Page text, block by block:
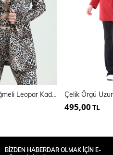
Astarlı Önü Düğmeli Leopar Kadife Abiye Ceket | Ckt34573
495,00 TL
BİZDEN HABERDAR OLMAK İÇİN E-